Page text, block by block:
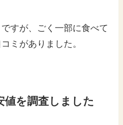
すが、ごく一部に食べて
ミがありました。
値を調査しました